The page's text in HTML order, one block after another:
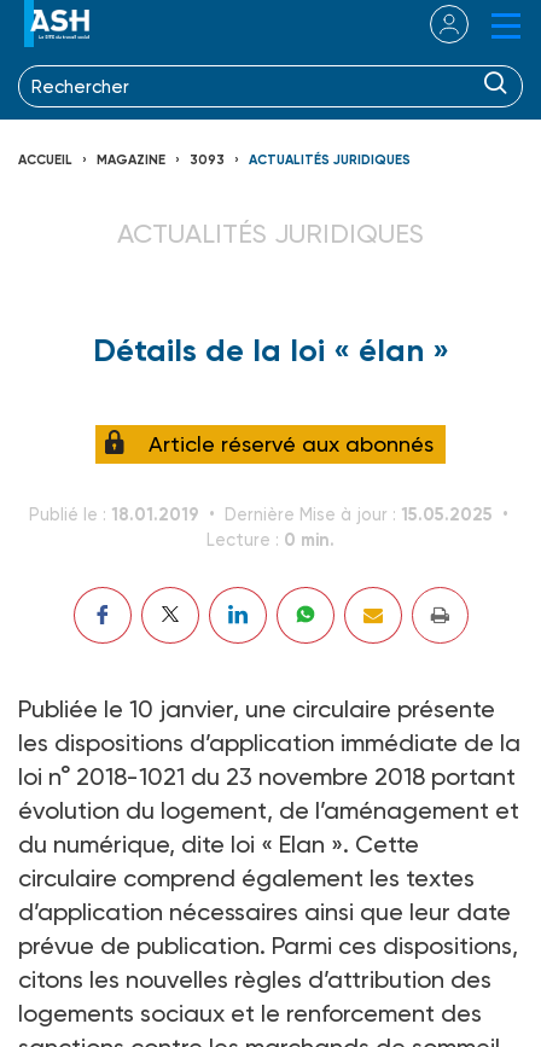
ACCUEIL MAGAZINE 3093 ACTUALITÉS JURIDIQUES
ACTUALITÉS JURIDIQUES
Détails de la loi « élan »
Article réservé aux abonnés
Publié le : 18.01.2019 Dernière Mise à jour : 15.05.2025
Lecture : 0 min.
Publiée le 10 janvier, une circulaire présente
les dispositions d’application immédiate de la
loi n° 2018-1021 du 23 novembre 2018 portant
évolution du logement, de l’aménagement et
du numérique, dite loi « Elan ». Cette
circulaire comprend également les textes
d’application nécessaires ainsi que leur date
prévue de publication. Parmi ces dispositions,
citons les nouvelles règles d’attribution des
logements sociaux et le renforcement des